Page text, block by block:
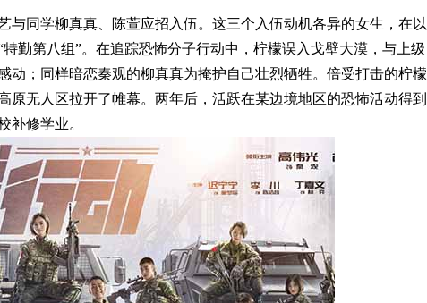
与同学柳真真、陈萱应招入伍。这三个入伍动机各异的女生，在以
勤第八组”。在追踪恐怖分子行动中，柠檬误入戈壁大漠，与上级
动；同样暗恋秦观的柳真真为掩护自己壮烈牺牲。倍受打击的柠檬
无人区拉开了帷幕。两年后，活跃在某边境地区的恐怖活动得到
补修学业。